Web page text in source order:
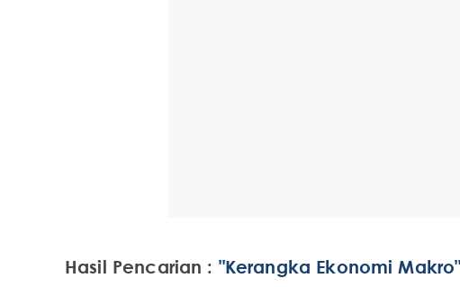
Hasil Pencarian : "Kerangka Ekonomi Makro"